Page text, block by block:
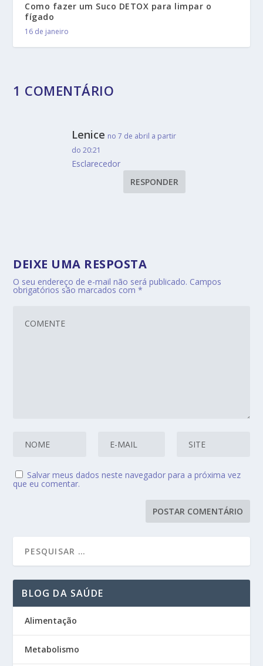
Como fazer um Suco DETOX para limpar o
fígado
16 de janeiro
1 COMENTÁRIO
Lenice no 7 de abril a partir
do 20:21
Esclarecedor
RESPONDER
DEIXE UMA RESPOSTA
O seu endereço de e-mail não será publicado. Campos
obrigatórios são marcados com*
Salvar meus dados neste navegador para a próxima vez
que eu comentar.
BLOG DA SAÚDE
Alimentação
Metabolismo